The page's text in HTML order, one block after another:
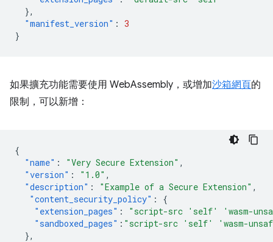
},
"manifest_version" : 3
}
如果擴充功能需要使用 WebAssembly，或增加沙箱網頁的
限制，可以新增：
{
"name" : "Very Secure Extension" ,
"version" : "1.0" ,
"description" : "Example of a Secure Extension" ,
"content_security_policy" :
{
"extension_pages" :
"script-src 'self' 'wasm-
"sandboxed_pages" : "script-src 'self' 'wasm-
},